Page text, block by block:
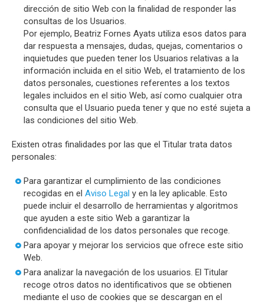
dirección de sitio Web con la finalidad de responder las
consultas de los Usuarios.
Por ejemplo, Beatriz Fornes Ayats utiliza esos datos para
dar respuesta a mensajes, dudas, quejas, comentarios o
inquietudes que pueden tener los Usuarios relativas a la
información incluida en el sitio Web, el tratamiento de los
datos personales, cuestiones referentes a los textos
legales incluidos en el sitio Web, así como cualquier otra
consulta que el Usuario pueda tener y que no esté sujeta a
las condiciones del sitio Web.
Existen otras finalidades por las que el Titular trata datos
personales:
Para garantizar el cumplimiento de las condiciones
recogidas en el Aviso Legal y en la ley aplicable. Esto
puede incluir el desarrollo de herramientas y algoritmos
que ayuden a este sitio Web a garantizar la
confidencialidad de los datos personales que recoge.
Para apoyar y mejorar los servicios que ofrece este sitio
Web.
Para analizar la navegación de los usuarios. El Titular
recoge otros datos no identificativos que se obtienen
mediante el uso de cookies que se descargan en el